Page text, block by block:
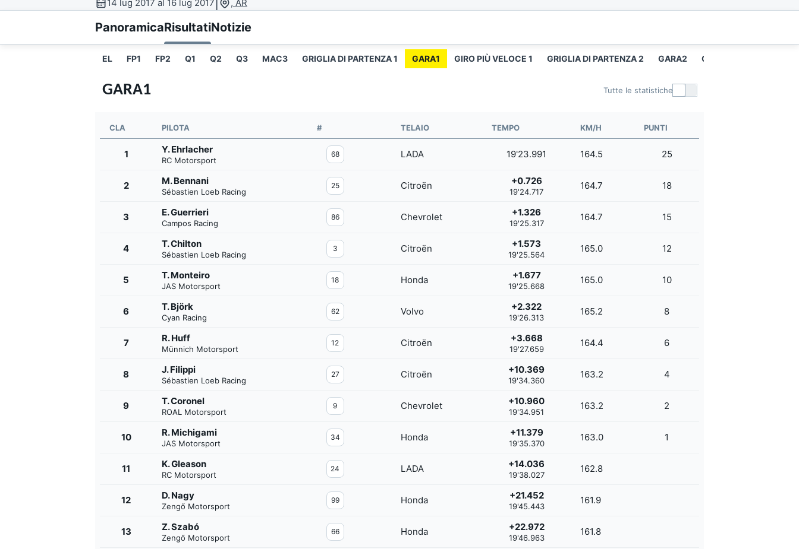
MOTOGP WEC
14 lug 2017 al 16 lug 2017 , AR
PanoramicaRisultatiNotizie
EL FP1 FP2 Q1 Q2 Q3 MAC3 GRIGLIA DI PARTENZA 1 GARA1 GIRO PIÙ VELOCE 1 GRIGLIA DI PARTENZA 2 GARA2 GIRO PIÙ VELOCE 2
GARA1 Tutte le statistiche
CLA PILOTA # TELAIO TEMPO KM/H PUNTI
1 Y. Ehrlacher
RC Motorsport
68 LADA 19'23.991 164.5 25
2 M. Bennani
Sébastien Loeb Racing
25 Citroën +0.726
19'24.717
164.7 18
3 E. Guerrieri
Campos Racing
86 Chevrolet +1.326
19'25.317
164.7 15
4 T. Chilton
Sébastien Loeb Racing
3 Citroën +1.573
19'25.564
165.0 12
5 T. Monteiro
JAS Motorsport
18 Honda +1.677
19'25.668
165.0 10
6 T. Björk
Cyan Racing
62 Volvo +2.322
19'26.313
165.2 8
7 R. Huff
Münnich Motorsport
12 Citroën +3.668
19'27.659
164.4 6
8 J. Filippi
Sébastien Loeb Racing
27 Citroën +10.369
19'34.360
163.2 4
9 T. Coronel
ROAL Motorsport
9 Chevrolet +10.960
19'34.951
163.2 2
10 R. Michigami
JAS Motorsport
34 Honda +11.379
19'35.370
163.0 1
11 K. Gleason
RC Motorsport
24 LADA +14.036
19'38.027
162.8
12 D. Nagy
Zengő Motorsport
99 Honda +21.452
19'45.443
161.9
13 Z. Szabó
Zengő Motorsport
66 Honda +22.972
19'46.963
161.8